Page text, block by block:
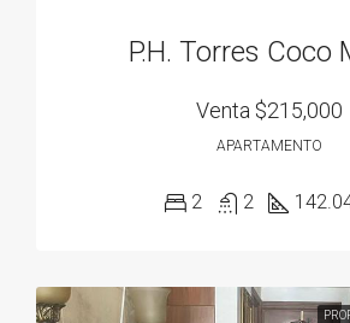
P.H. Torres Coco
Venta $215,000
APARTAMENTO
2 2